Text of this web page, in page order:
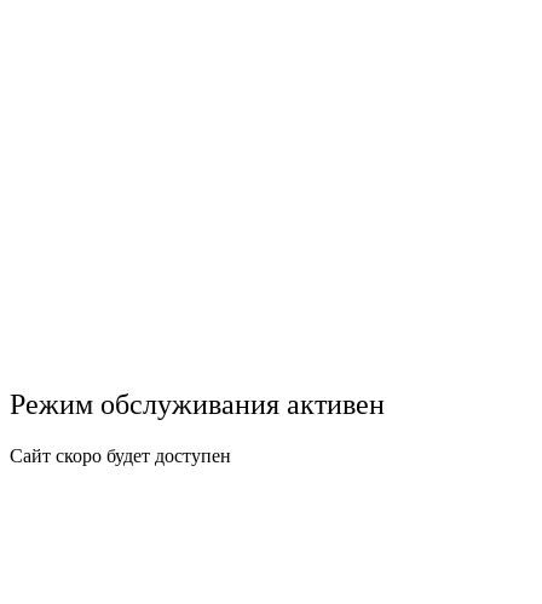
Режим обслуживания активен
Сайт скоро будет доступен